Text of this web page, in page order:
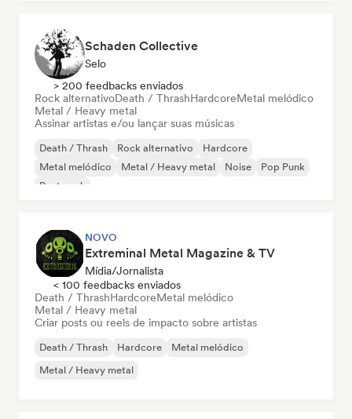
Schaden Collective
Selo
> 200 feedbacks enviados
Rock alternativoDeath / ThrashHardcoreMetal melódico
Metal / Heavy metal
Assinar artistas e/ou lançar suas músicas
Death / Thrash Rock alternativo
Hardcore
Metal melódico
Metal / Heavy metal Noise
Pop Punk
Post punk
NOVO
Extreminal Metal Magazine & TV
Mídia/Jornalista
< 100 feedbacks enviados
Death / ThrashHardcoreMetal melódico
Metal / Heavy metal
Criar posts ou reels de impacto sobre artistas
Death / Thrash Hardcore
Metal melódico
Metal / Heavy metal